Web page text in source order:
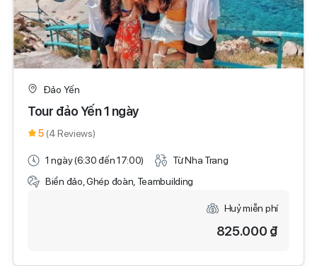
Đảo Yến
Tour đảo Yến 1 ngày
5 (4 Reviews)
1 ngày (6:30 đến 17:00)
Từ Nha Trang
Biển đảo, Ghép đoàn, Teambuilding
Huỷ miễn phí
825.000 ₫